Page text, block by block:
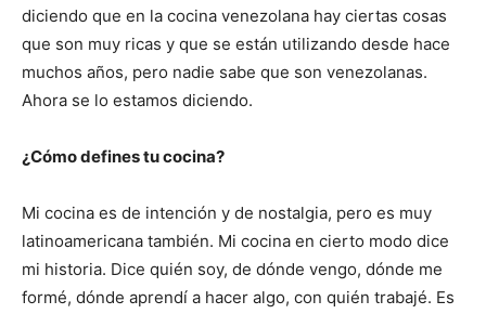
diciendo que en la cocina venezolana hay ciertas cosas
que son muy ricas y que se están utilizando desde hace
muchos años, pero nadie sabe que son venezolanas.
Ahora se lo estamos diciendo.
¿Cómo defines tu cocina?
Mi cocina es de intención y de nostalgia, pero es muy
latinoamericana también. Mi cocina en cierto modo dice
mi historia. Dice quién soy, de dónde vengo, dónde me
formé, dónde aprendí a hacer algo, con quién trabajé. Es